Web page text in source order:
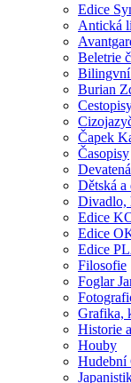
Edice
Antická
Beletrie
Bilingvní
Burian
Čapek
Časopisy
Dětská a
Divadlo,
Edice
Edice
Edice
Filosofie
Foglar
Grafika,
Historie
Houby